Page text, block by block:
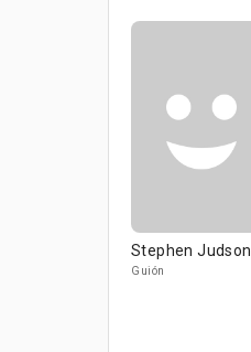
Stephen Judson
Guión